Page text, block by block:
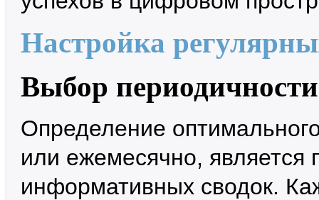
Настройка
Выбор
Определение
или ежемесячно,
информативных сводок.